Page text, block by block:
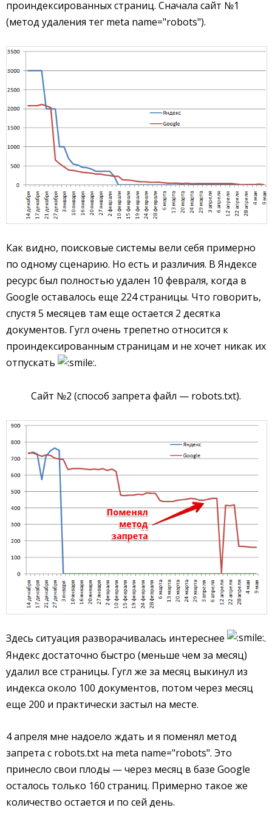
проиндексированных страниц. Сначала сайт №1
(метод удаления тег meta name="robots").
Как видно, поисковые системы вели себя примерно
по одному сценарию. Но есть и различия. В Яндексе
ресурс был полностью удален 10 февраля, когда в
Google оставалось еще 224 страницы. Что говорить,
спустя 5 месяцев там еще остается 2 десятка
документов. Гугл очень трепетно относится к
проиндексированным страницам и не хочет никак их
отпускать
.
Сайт №2 (способ запрета файл — robots.txt).
Здесь ситуация разворачивалась интереснее
.
Яндекс достаточно быстро (меньше чем за месяц)
удалил все страницы. Гугл же за месяц выкинул из
индекса около 100 документов, потом через месяц
еще 200 и практически застыл на месте.
4 апреля мне надоело ждать и я поменял метод
запрета с robots.txt на meta name="robots". Это
принесло свои плоды — через месяц в базе Google
осталось только 160 страниц. Примерно такое же
количество остается и по сей день.